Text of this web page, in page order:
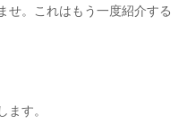
せ。これはもう一度紹介する
ます。